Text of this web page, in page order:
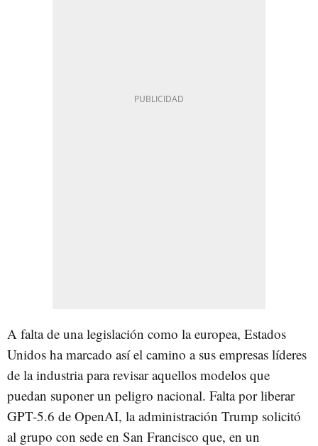
A falta de una legislación como la europea, Estados
Unidos ha marcado así el camino a sus empresas líderes
de la industria para revisar aquellos modelos que
puedan suponer un peligro nacional. Falta por liberar
GPT-5.6 de OpenAI, la administración Trump solicitó
al grupo con sede en San Francisco que, en un